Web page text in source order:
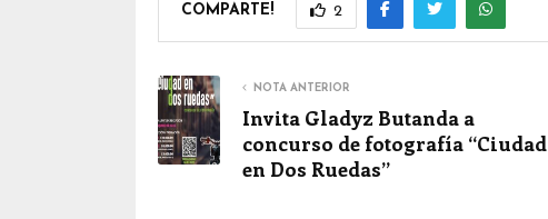
COMPARTE! 2
NOTA ANTERIOR
Invita Gladyz Butanda a
concurso de fotografía “Ciudad
en Dos Ruedas”